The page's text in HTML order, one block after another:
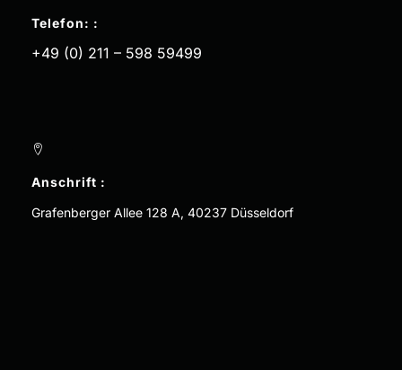
Telefon: :
+49 (0) 211 – 598 59499
Anschrift :
Grafenberger Allee 128 A, 40237 Düsseldorf